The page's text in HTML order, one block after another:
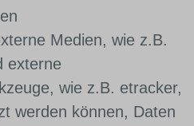
Medien, wie z.B.
externe
wie z.B. etracker,
werden können, Daten